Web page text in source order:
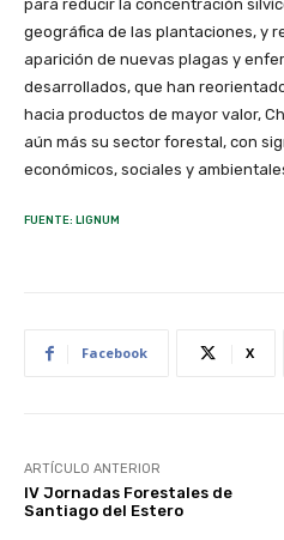
para reducir la concentración
geográfica de las plantaciones, y
aparición de nuevas plagas y
desarrollados, que han
hacia productos de mayor valor,
aún más su sector forestal, con
económicos, sociales y
FUENTE: LIGNUM
Facebook X
ARTÍCULO ANTERIOR
IV Jornadas Forestales de
Santiago del Estero